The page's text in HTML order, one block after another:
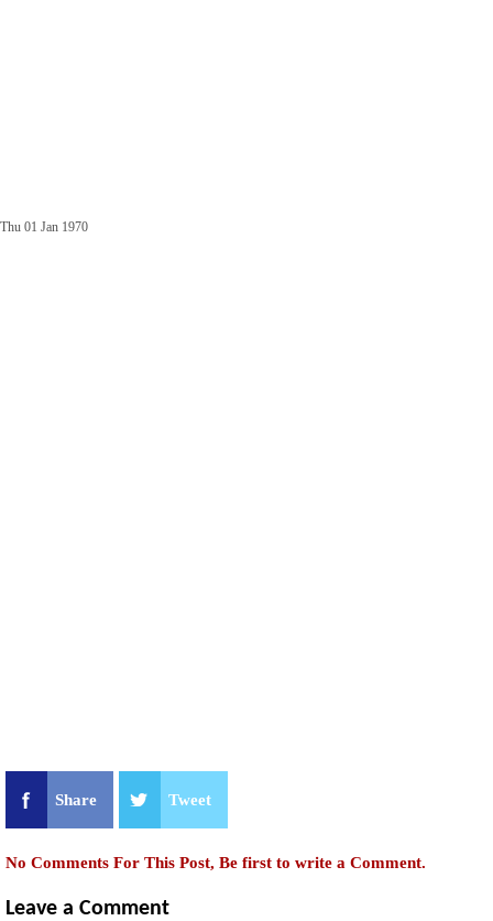
Thu 01 Jan 1970
Share Tweet
No Comments For This Post, Be first to write a Comment.
Leave a Comment